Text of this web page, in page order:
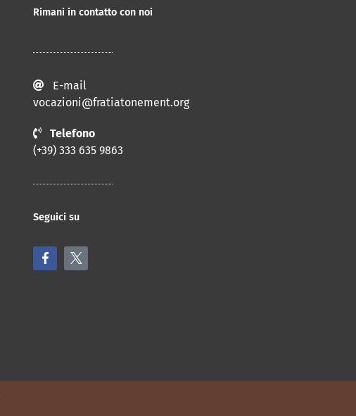
Rimani in contatto con noi
E-mail
vocazioni@fratiatonement.org
Telefono
(+39) 333 635 9863
Seguici su